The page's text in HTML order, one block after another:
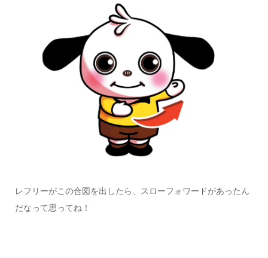
レフリーがこの合図を出したら、スローフォワードがあったん
だなって思ってね！